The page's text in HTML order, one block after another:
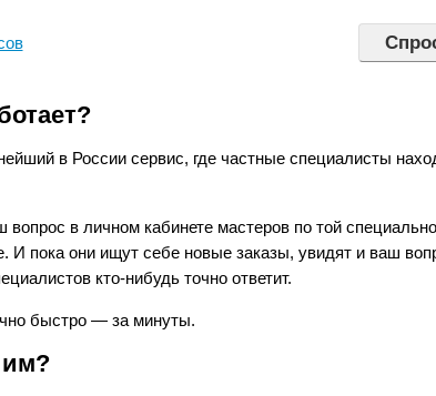
в России сервис, где частные специалисты
в личном кабинете мастеров по той
И пока они ищут себе новые заказы, увидят и ваш
кто-нибудь точно ответит.
быстро — за минуты.
им?